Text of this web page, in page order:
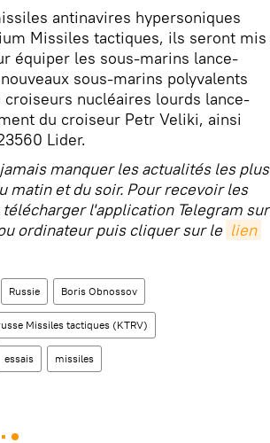
antinavires hypersoniques
Missiles tactiques, ils seront mis
équiper les sous-marins lance-
sous-marins polyvalents
nucléaires lourds lance-
du croiseur Petr Veliki, ainsi
Lider.
manquer les actualités les plus
matin et du soir. Pour recevoir les
l'application Telegram sur
ordinateur puis cliquer sur le lien
Russie Boris Obnossov
Missiles tactiques (KTRV)
essais missiles